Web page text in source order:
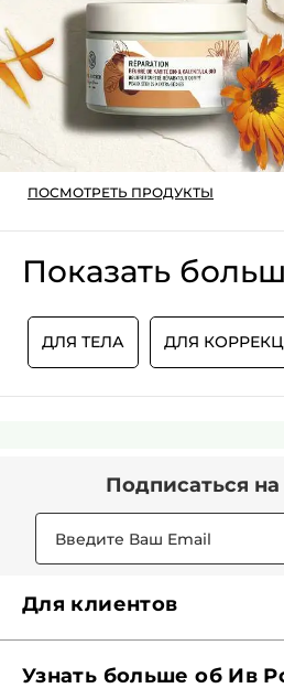
ПОСМОТРЕТЬ ПРОДУКТЫ
Показать
ДЛЯ ТЕЛА ДЛЯ
Подписаться
Для клиентов
Карта Мерси
Узнать больше об Ив